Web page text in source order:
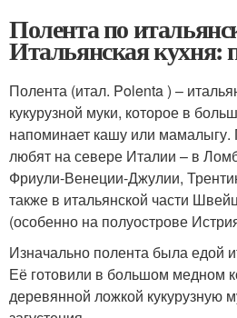
Полента по
Итальянская кухня:
Полента (итал. Polenta ) –
кукурузной муки, которое в
напоминает кашу или мамалыгу.
любят на севере Италии – в
Фриули-Венеции-Джулии,
также в итальянской части
(особенно на полуострове
Изначально полента была едой
Её готовили в большом медном
деревянной ложкой кукурузную